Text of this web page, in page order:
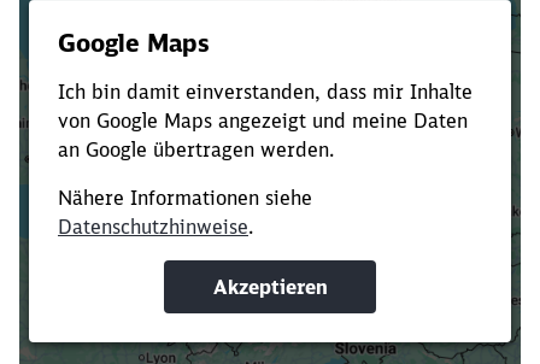
Verkürze die Ladezeit, indem du Suchbegriffe
oder Filter hinzufügst.
Suchbegriffe eingeben